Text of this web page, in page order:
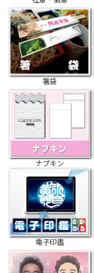
箸袋
ナプキン
電子印鑑